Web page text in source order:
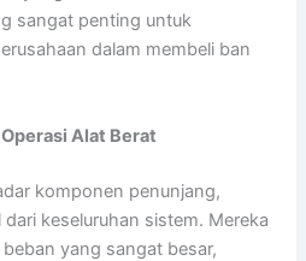
sangat penting untuk
dalam membeli ban
Alat Berat
komponen penunjang,
keseluruhan sistem. Mereka
yang sangat besar,